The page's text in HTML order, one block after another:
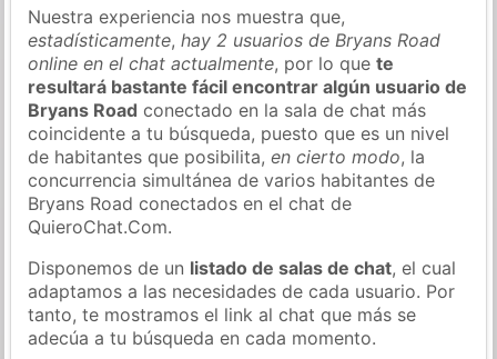
Nuestra experiencia nos muestra que,
estadísticamente,hay 2 usuarios de Bryans Road
online en el chat actualmente, por lo quete
resultará bastante fácil encontrar algún usuario de
Bryans Road conectado en la sala de chat más
coincidente a tu búsqueda, puesto que es un nivel
de habitantes que posibilita,en cierto modo, la
concurrencia simultánea de varios habitantes de
Bryans Road conectados en el chat de
QuieroChat.Com.
Disponemos de un listado de salas de chat, el cual
adaptamos a las necesidades de cada usuario. Por
tanto, te mostramos el link al chat que más se
adecúa a tu búsqueda en cada momento.